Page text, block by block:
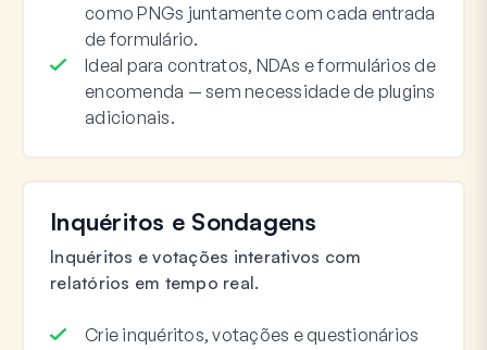
como PNGs juntamente com cada entrada
de formulário.
Ideal para contratos, NDAs e formulários de
encomenda — sem necessidade de plugins
adicionais.
Inquéritos e Sondagens
Inquéritos e votações interativos com
relatórios em tempo real.
Crie inquéritos, votações e questionários